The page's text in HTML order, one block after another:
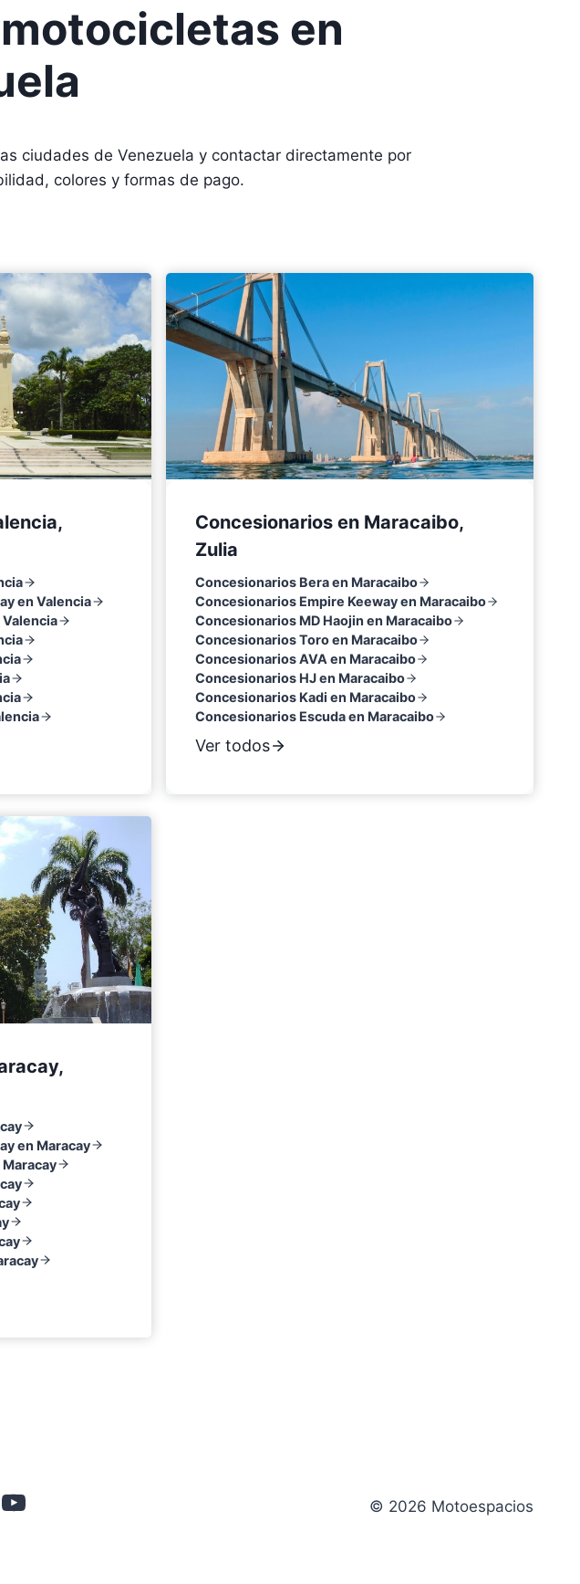
en
ciudades de Venezuela y contactar directamente por
colores y formas de pago.
en Valencia
Concesionarios en Maracaibo,
Zulia
Concesionarios Bera en Maracaibo
Concesionarios Empire Keeway en Maracaibo
Concesionarios MD Haojin en Maracaibo
Concesionarios Toro en Maracaibo
Concesionarios AVA en Maracaibo
Concesionarios HJ en Maracaibo
Concesionarios Kadi en Maracaibo
Concesionarios Escuda en Maracaibo
Ver todos
en Maracay
© 2026 Motoespacios